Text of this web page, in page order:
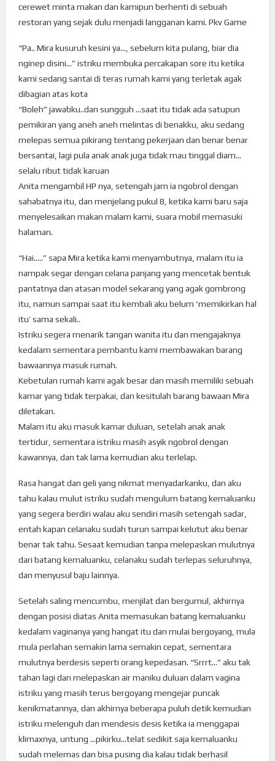
cerewet minta makan dan kamipun berhenti di sebuah
restoran yang sejak dulu menjadi langganan kami. Pkv Game
“Pa.. Mira kusuruh kesini ya…, sebelum kita pulang, biar dia
nginep disini…” istriku membuka percakapan sore itu ketika
kami sedang santai di teras rumah kami yang terletak agak
dibagian atas kota
“Boleh” jawabku..dan sungguh …saat itu tidak ada satupun
pemikiran yang aneh aneh melintas di benakku, aku sedang
melepas semua pikirang tentang pekerjaan dan benar benar
bersantai, lagi pula anak anak juga tidak mau tinggal diam…
selalu ribut tidak karuan
Anita mengambil HP nya, setengah jam ia ngobrol dengan
sahabatnya itu, dan menjelang pukul 8, ketika kami baru saja
menyelesaikan makan malam kami, suara mobil memasuki
halaman.
“Hai…..” sapa Mira ketika kami menyambutnya, malam itu ia
nampak segar dengan celana panjang yang mencetak bentuk
pantatnya dan atasan model sekarang yang agak gombrong
itu, namun sampai saat itu kembali aku belum ‘memikirkan hal
itu’ sama sekali..
Istriku segera menarik tangan wanita itu dan mengajaknya
kedalam sementara pembantu kami membawakan barang
bawaannya masuk rumah.
Kebetulan rumah kami agak besar dan masih memiliki sebuah
kamar yang tidak terpakai, dan kesitulah barang bawaan Mira
diletakan.
Malam itu aku masuk kamar duluan, setelah anak anak
tertidur, sementara istriku masih asyik ngobrol dengan
kawannya, dan tak lama kemudian aku terlelap.
Rasa hangat dan geli yang nikmat menyadarkanku, dan aku
tahu kalau mulut istriku sudah mengulum batang kemaluanku
yang segera berdiri walau aku sendiri masih setengah sadar,
entah kapan celanaku sudah turun sampai kelutut aku benar
benar tak tahu. Sesaat kemudian tanpa melepaskan mulutnya
dari batang kemaluanku, celanaku sudah terlepas seluruhnya,
dan menyusul baju lainnya.
Setelah saling mencumbu, menjilat dan bergumul, akhirnya
dengan posisi diatas Anita memasukan batang kemaluanku
kedalam vaginanya yang hangat itu dan mulai bergoyang, mula
mula perlahan semakin lama semakin cepat, sementara
mulutnya berdesis seperti orang kepedasan. “Srrrt…” aku tak
tahan lagi dan melepaskan air maniku duluan dalam vagina
istriku yang masih terus bergoyang mengejar puncak
kenikmatannya, dan akhirnya beberapa puluh detik kemudian
istriku melenguh dan mendesis desis ketika ia menggapai
klimaxnya, untung …pikirku…telat sedikit saja kemaluanku
sudah melemas dan bisa pusing dia kalau tidak berhasil